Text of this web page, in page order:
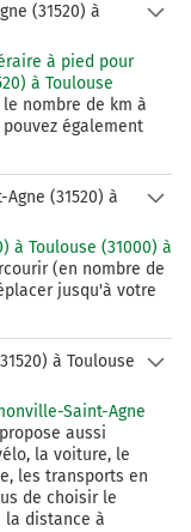
(31520) à
à pied pour
à Toulouse
nombre de km à
également
(31520) à
à Toulouse (31000) à
(en nombre de
jusqu'à votre
à Toulouse
Saint-Agne
aussi
la voiture, le
les transports en
de choisir le
distance à